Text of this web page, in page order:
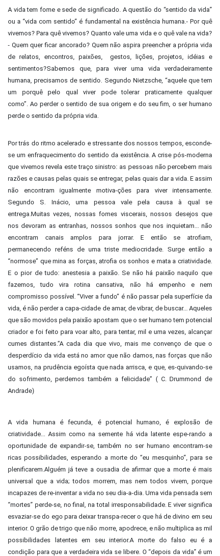
A vida tem fome e sede de significado. A questão do “sentido da vida”
ou a “vida com sentido” é fundamental na existência humana.- Por quê
vivemos? Para quê vivemos? Quanto vale uma vida e o quê vale na vida?
- Quem quer ficar ancorado? Quem não aspira preencher a própria vida
de relatos, encontros, paixões, gestos, lições, projetos, idéias e
sentimentos?Sabemos que, para viver uma vida verdadeiramente
humana, precisamos de sentido. Segundo Nietzsche, “aquele que tem
um porquê pelo qual viver pode tolerar praticamente qualquer
como”. Ao perder o sentido de sua origem e do seu fim, o ser humano
perde o sentido da própria vida.
Por trás do ritmo acelerado e stressante dos nossos tempos, esconde-
se um enfraquecimento do sentido da existência. A crise pós-moderna
que vivemos revela este traço sinistro: as pessoas não percebem mais
razões e causas pelas quais se entregar, pelas quais dar a vida. E assim
não encontram igualmente motiva-ções para viver intensamente.
Segundo S. Inácio, uma pessoa vale pela causa à qual se
entrega.Muitas vezes, nossas fomes viscerais, nossos desejos que
nos devoram as entranhas, nossos sonhos que nos inquietam... não
encontram canais amplos para jorrar. E então se atrofiam,
permanecendo reféns de uma triste mediocridade. Surge então a
“normose” que mina as forças, atrofia os sonhos e mata a criatividade.
E o pior de tudo: anestesia a paixão. Se não há paixão naquilo que
fazemos, tudo vira rotina cansativa, não há empenho e nem
compromisso possível. “Viver a fundo” é não passar pela superfície da
vida, é não perder a capa-cidade de amar, de vibrar, de buscar... Aqueles
que são movidos pela paixão apostam que o ser humano tem potencial
criador e foi feito para voar alto, para tentar, mil e uma vezes, alcançar
cumes distantes.“A cada dia que vivo, mais me convenço de que o
desperdício da vida está no amor que não damos, nas forças que não
usamos, na prudência egoísta que nada arrisca, e que, es-quivando-se
do sofrimento, perdemos também a felicidade” ( C. Drummond de
Andrade)
A vida humana é fecunda, é potencial humano, é explosão de
criatividade... Assim como na semente há vida latente espe-rando a
oportunidade de expandir-se, também no ser humano encontram-se
ricas possibilidades, esperando a morte do “eu mesquinho”, para se
plenificarem.Alguém já teve a ousadia de afirmar que a morte é mais
universal que a vida; todos morrem, mas nem todos vivem, porque
incapazes de re-inventar a vida no seu dia-a-dia. Uma vida pensada sem
“mortes” perde-se, no final, na total irresponsabilidade. E viver significa
esvaziar-se do ego para deixar transpa-recer o que há de divino em seu
interior. O grão de trigo que não morre, apodrece, e não multiplica as mil
possibilidades latentes em seu interior.A morte do falso eu é a
condição para que a verdadeira vida se libere. O “depois da vida” é um